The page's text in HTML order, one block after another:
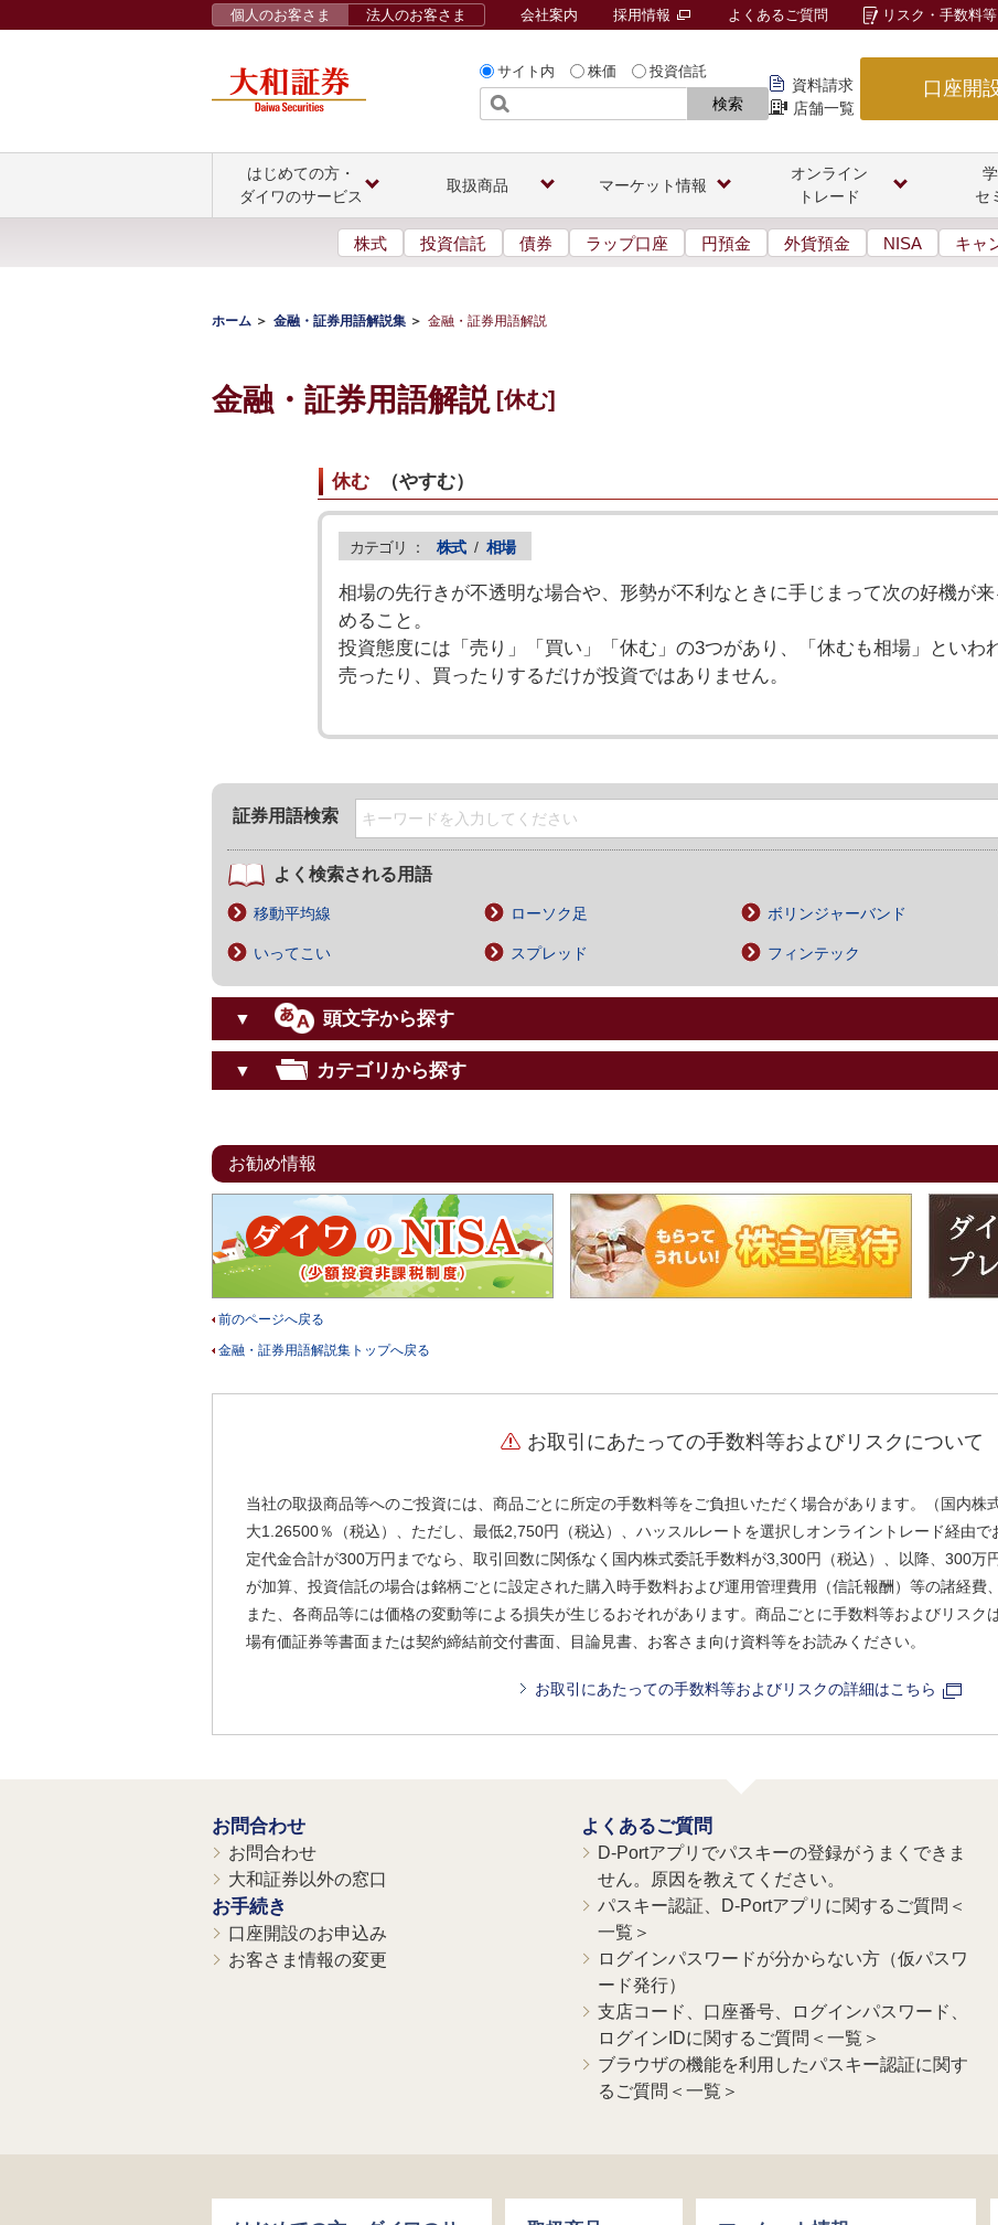
サイト内 株価 投資信託
検索
資料請求
店舗一覧
口座開
個人のお客さま 法人のお客さま 会社案内 採用情報 よくあるご質問 リスク・手数料等
はじめての方・
ダイワのサービス
取扱商品 マーケット情報
オンライン
トレード
セ
株式 投資信託 債券 ラップ口座 円預金 外貨預金 NISA キャ
ホーム 金融・証券用語解説集 金融・証券用語解説
金融・証券用語解説 [休む]
休む （やすむ）
カテゴリ ： 株式 / 相場
相場の先行きが不透明な場合や、形勢が不利なときに手じまって次の好機が
めること。
投資態度には「売り」「買い」「休む」の3つがあり、「休むも相場」といわ
売ったり、買ったりするだけが投資ではありません。
証券用語検索
よく検索される用語
移動平均線 ローソク足 ボリンジャーバンド
いってこい スプレッド フィンテック
▼ 頭文字から探す
▼ カテゴリから探す
お勧め情報
前のページへ戻る
金融・証券用語解説集トップへ戻る
お取引にあたっての手数料等およびリスクについて
当社の取扱商品等へのご投資には、商品ごとに所定の手数料等をご負担いただく場合があります。（国内株
大1.26500％（税込）、ただし、最低2,750円（税込）、ハッスルレートを選択しオンライントレード経由
定代金合計が300万円までなら、取引回数に関係なく国内株式委託手数料が3,300円（税込）、以降、300万
が加算、投資信託の場合は銘柄ごとに設定された購入時手数料および運用管理費用（信託報酬）等の諸経費、
また、各商品等には価格の変動等による損失が生じるおそれがあります。商品ごとに手数料等およびリスク
場有価証券等書面または契約締結前交付書面、目論見書、お客さま向け資料等をお読みください。
お取引にあたっての手数料等およびリスクの詳細はこちら
お問合わせ
お問合わせ
大和証券以外の窓口
お手続き
口座開設のお申込み
お客さま情報の変更
よくあるご質問
D-Portアプリでパスキーの登録がうまくできま
せん。原因を教えてください。
パスキー認証、D-Portアプリに関するご質問＜
一覧＞
ログインパスワードが分からない方（仮パスワ
ード発行）
支店コード、口座番号、ログインパスワード、
ログインIDに関するご質問＜一覧＞
ブラウザの機能を利用したパスキー認証に関す
るご質問＜一覧＞